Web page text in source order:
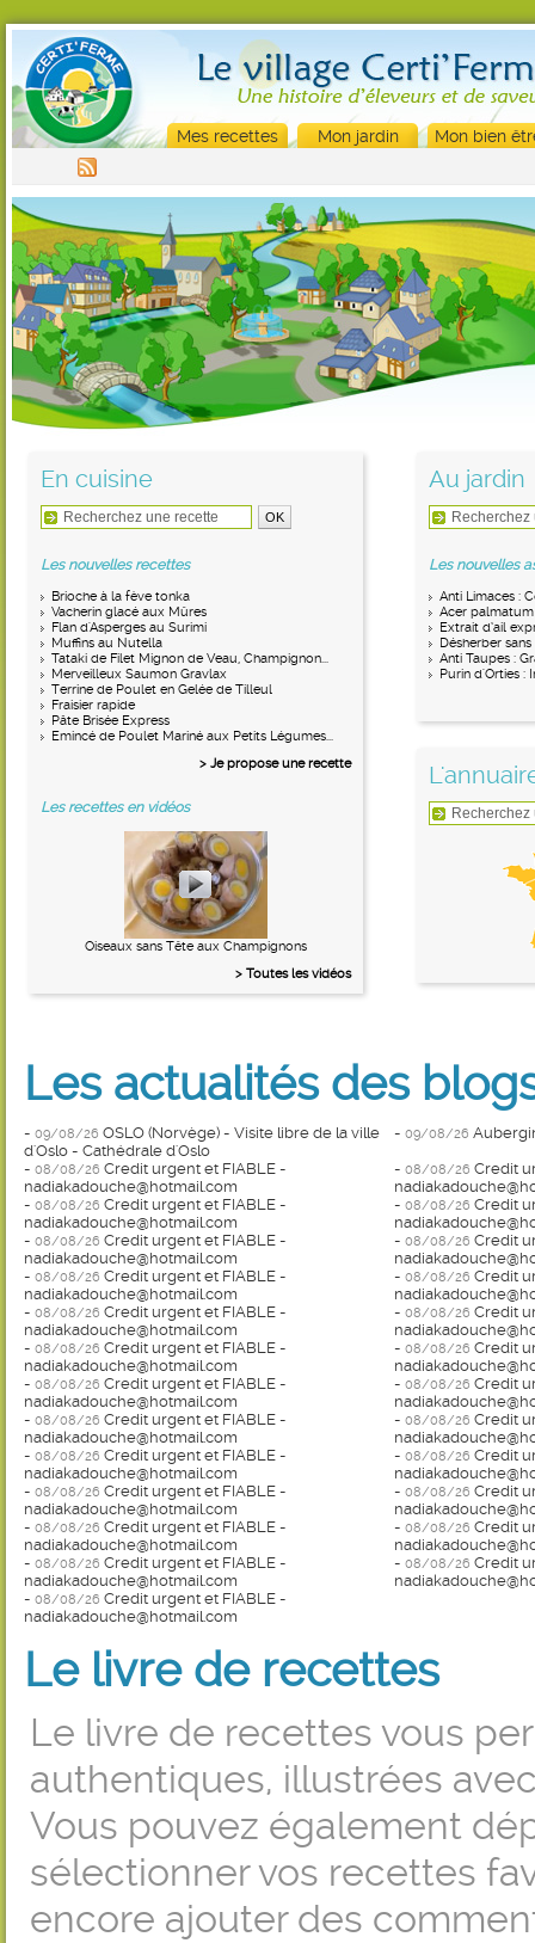
Mes recettes Mon jardin Mon bien
En cuisine
Les nouvelles recettes
Brioche à la fève tonka
Vacherin glacé aux Mûres
Flan d'Asperges au Surimi
Muffins au Nutella
Tataki de Filet Mignon de Veau, Champignon...
Merveilleux Saumon Gravlax
Terrine de Poulet en Gelée de Tilleul
Fraisier rapide
Pâte Brisée Express
Emincé de Poulet Mariné aux Petits Légumes...
> Je propose une recette
Les recettes en vidéos
Oiseaux sans Tête aux Champignons
> Toutes les vidéos
Au jardin
Les nouvelles
Anti Limaces :
Acer palmatum
Extrait d’ail
Désherber
Anti Taupes :
Purin d'Orties :
Les actualités des
- 09/08/26 OSLO (Norvège) - Visite libre de la ville
d'Oslo - Cathédrale d'Oslo
-09/08/26
- 08/08/26 Credit urgent et FIABLE -
nadiakadouche@hotmail.com
-08/08/26 Credit
- 08/08/26 Credit urgent et FIABLE -
nadiakadouche@hotmail.com
-08/08/26 Credit
- 08/08/26 Credit urgent et FIABLE -
nadiakadouche@hotmail.com
-08/08/26 Credit
- 08/08/26 Credit urgent et FIABLE -
nadiakadouche@hotmail.com
-08/08/26 Credit
- 08/08/26 Credit urgent et FIABLE -
nadiakadouche@hotmail.com
-08/08/26 Credit
- 08/08/26 Credit urgent et FIABLE -
nadiakadouche@hotmail.com
-08/08/26 Credit
- 08/08/26 Credit urgent et FIABLE -
nadiakadouche@hotmail.com
-08/08/26 Credit
- 08/08/26 Credit urgent et FIABLE -
nadiakadouche@hotmail.com
-08/08/26 Credit
- 08/08/26 Credit urgent et FIABLE -
nadiakadouche@hotmail.com
-08/08/26 Credit
- 08/08/26 Credit urgent et FIABLE -
nadiakadouche@hotmail.com
-08/08/26 Credit
- 08/08/26 Credit urgent et FIABLE -
nadiakadouche@hotmail.com
-08/08/26 Credit
- 08/08/26 Credit urgent et FIABLE -
nadiakadouche@hotmail.com
-08/08/26 Credit
- 08/08/26 Credit urgent et FIABLE -
nadiakadouche@hotmail.com
Le livre de recettes
Le livre de recettes vous
authentiques, illustrées
Vous pouvez également
sélectionner vos recettes
encore ajouter des